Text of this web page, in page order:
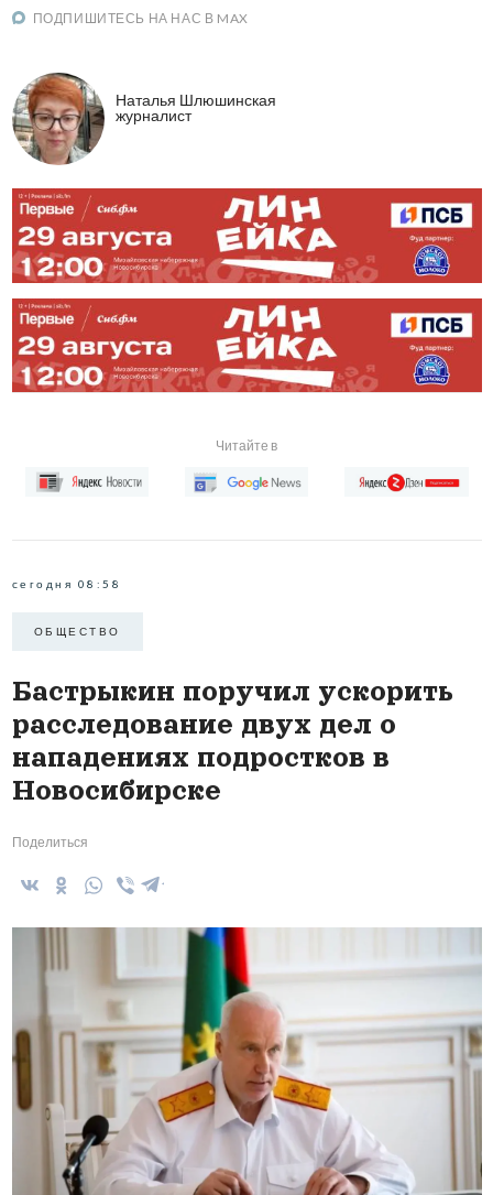
ПОДПИШИТЕСЬ НА НАС В MAX
Наталья Шлюшинская
журналист
Читайте в
сегодня 08:58
ОБЩЕСТВО
Бастрыкин поручил ускорить
расследование двух дел о
нападениях подростков в
Новосибирске
Поделиться